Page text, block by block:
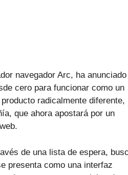
navegador Arc, ha anunciado
cero para funcionar como un
radicalmente diferente,
que ahora apostará por un
de una lista de espera,
presenta como una interfaz